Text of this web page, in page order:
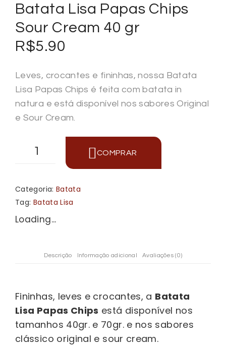
Batata Lisa Papas Chips
Sour Cream 40 gr
R$5.90
Leves, crocantes e fininhas, nossa Batata
Lisa Papas Chips é feita com batata in
natura e está disponível nos sabores Original
e Sour Cream.
COMPRAR
Categoria: Batata
Tag: Batata Lisa
Loading...
Descrição Informação adicional Avaliações (0)
Fininhas, leves e crocantes, a Batata
Lisa Papas Chips está disponível nos
tamanhos 40gr. e 70gr. e nos sabores
clássico original e sour cream.